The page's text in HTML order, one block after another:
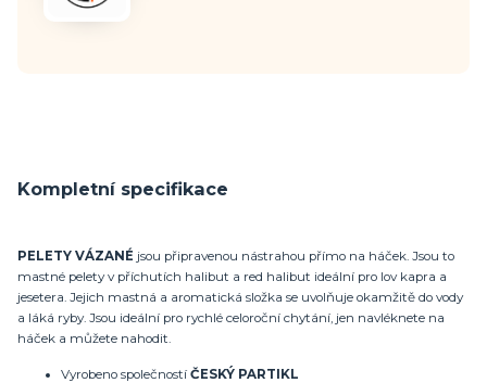
Kompletní specifikace
PELETY VÁZANÉ jsou připravenou nástrahou přímo na háček. Jsou to
mastné pelety v příchutích halibut a red halibut ideální pro lov kapra a
jesetera. Jejich mastná a aromatická složka se uvolňuje okamžitě do vody
a láká ryby. Jsou ideální pro rychlé celoroční chytání, jen navléknete na
háček a můžete nahodit.
Vyrobeno společností ČESKÝ PARTIKL